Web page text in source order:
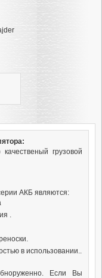
грузовой
АКБ являются:
.
в использовании..
Если Вы